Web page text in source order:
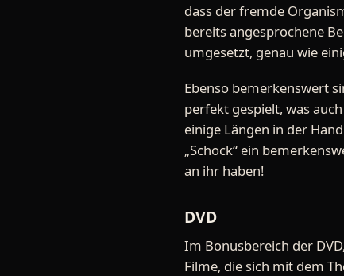
dass der fremde
bereits angesprochene
umgesetzt, genau wie
Ebenso bemerkenswert
perfekt gespielt, was
einige Längen in der
„Schock“ ein
an ihr haben!
DVD
Im Bonusbereich der
Filme, die sich mit dem